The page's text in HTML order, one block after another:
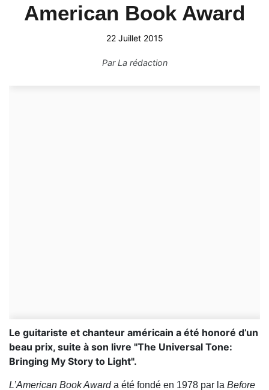
American Book Award
22 Juillet 2015
ParLa rédaction
Le guitariste et chanteur américain a été honoré d’un
beau prix, suite à son livre "The Universal Tone:
Bringing My Story to Light".
L’American Book Awarda été fondé en 1978 par la Before